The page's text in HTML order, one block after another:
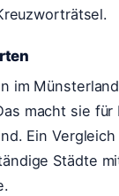
im
macht sie
Ein
Städte